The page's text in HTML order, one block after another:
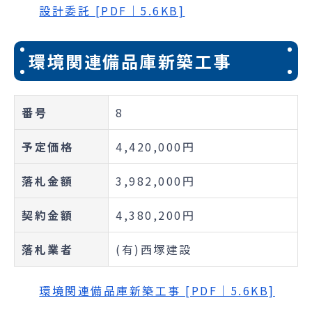
設計委託 [PDF｜5.6KB]
環境関連備品庫新築工事
番号 8
予定価格 4,420,000円
落札金額 3,982,000円
契約金額 4,380,200円
落札業者 (有)西塚建設
環境関連備品庫新築工事 [PDF｜5.6KB]